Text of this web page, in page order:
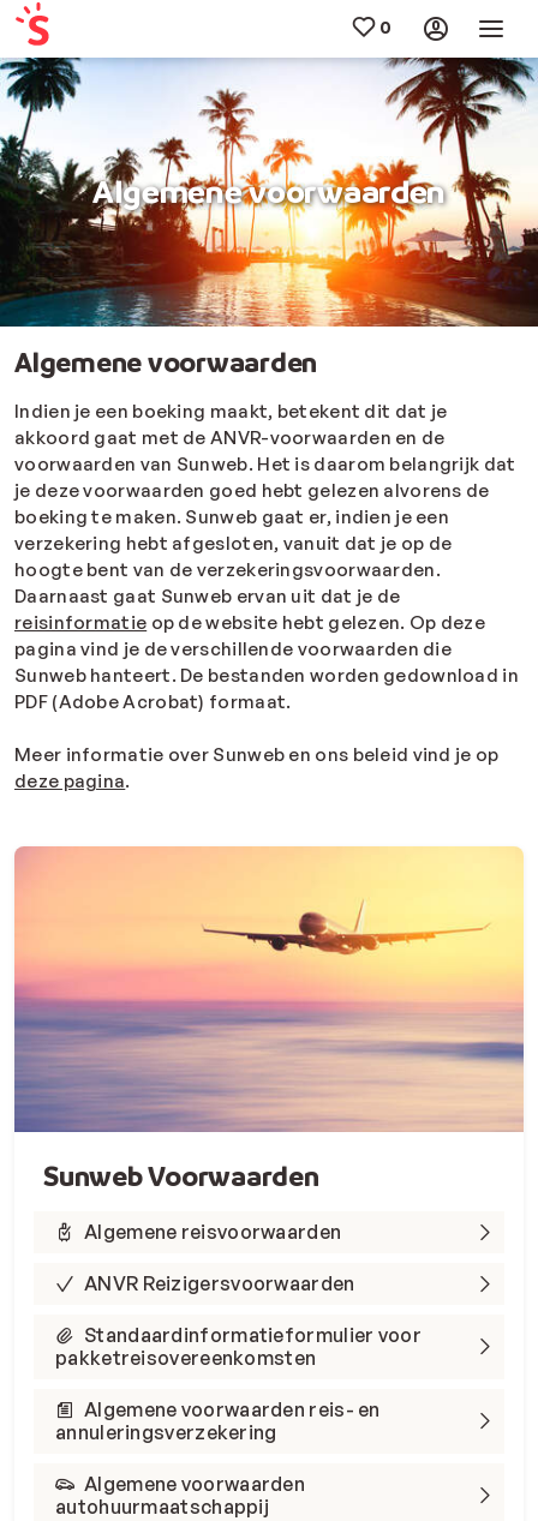
Algemene voorwaarden
Algemene voorwaarden
Indien je een boeking maakt, betekent dit dat je
akkoord gaat met de ANVR-voorwaarden en de
voorwaarden van Sunweb. Het is daarom belangrijk dat
je deze voorwaarden goed hebt gelezen alvorens de
boeking te maken. Sunweb gaat er, indien je een
verzekering hebt afgesloten, vanuit dat je op de
hoogte bent van de verzekeringsvoorwaarden.
Daarnaast gaat Sunweb ervan uit dat je de
reisinformatie op de website hebt gelezen. Op deze
pagina vind je de verschillende voorwaarden die
Sunweb hanteert. De bestanden worden gedownload in
PDF (Adobe Acrobat) formaat.
Meer informatie over Sunweb en ons beleid vind je op
deze pagina.
Sunweb Voorwaarden
Algemene reisvoorwaarden
ANVR Reizigersvoorwaarden
Standaardinformatieformulier voor
pakketreisovereenkomsten
Algemene voorwaarden reis- en
annuleringsverzekering
Algemene voorwaarden
autohuurmaatschappij